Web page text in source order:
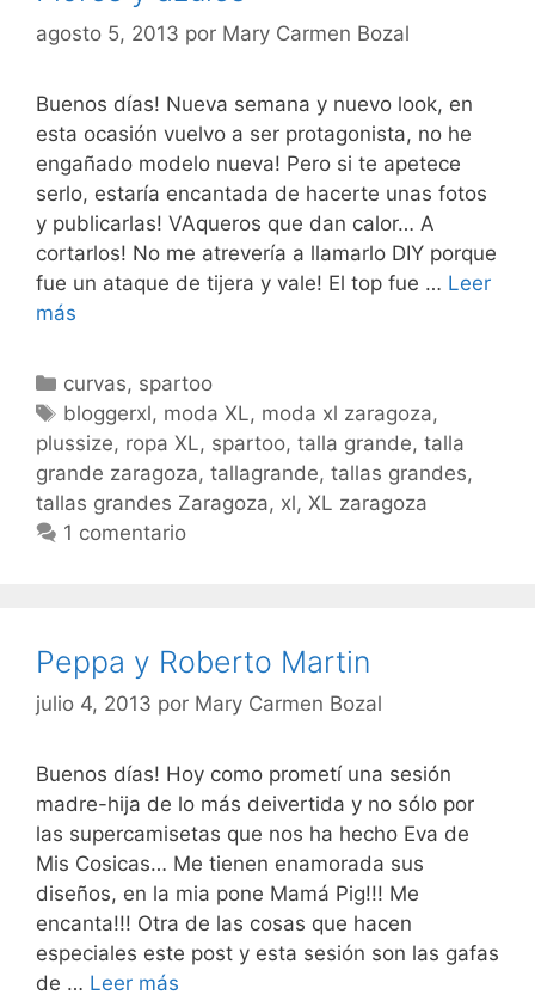
agosto 5, 2013 por Mary Carmen Bozal
Buenos días! Nueva semana y nuevo look, en
esta ocasión vuelvo a ser protagonista, no he
engañado modelo nueva! Pero si te apetece
serlo, estaría encantada de hacerte unas fotos
y publicarlas! VAqueros que dan calor… A
cortarlos! No me atrevería a llamarlo DIY porque
fue un ataque de tijera y vale! El top fue … Leer
más
Categorías
curvas, spartoo
Etiquetas
bloggerxl, moda XL, moda xl zaragoza,
plussize, ropa XL, spartoo, talla grande, talla
grande zaragoza, tallagrande, tallas grandes,
tallas grandes Zaragoza, xl, XL zaragoza
1 comentario
Peppa y Roberto Martin
julio 4, 2013 por Mary Carmen Bozal
Buenos días! Hoy como prometí una sesión
madre-hija de lo más deivertida y no sólo por
las supercamisetas que nos ha hecho Eva de
Mis Cosicas… Me tienen enamorada sus
diseños, en la mia pone Mamá Pig!!! Me
encanta!!! Otra de las cosas que hacen
especiales este post y esta sesión son las gafas
de … Leer más